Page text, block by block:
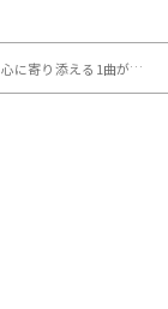
ように」ニューアルバム『HEART』に込めた想い！